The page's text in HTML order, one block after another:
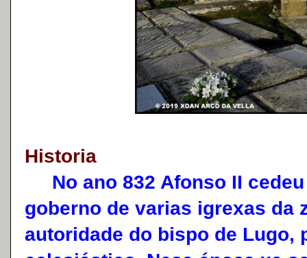
Historia
No ano 832 Afonso II
goberno de varias igrexas da
autoridade do bispo de Lugo,